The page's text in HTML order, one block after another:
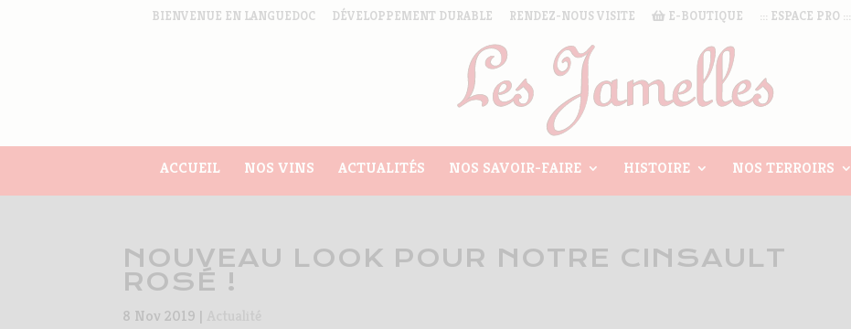
BIENVENUE EN LANGUEDOC DÉVELOPPEMENT DURABLE RENDEZ-NOUS VISITE E-BOUTIQUE ::: ESPACE PRO :::
ACCUEIL NOS VINS ACTUALITÉS NOS SAVOIR-FAIRE HISTOIRE NOS TERROIRS
NOUVEAU LOOK POUR NOTRE CINSAULT
ROSÉ !
8 Nov 2019 |